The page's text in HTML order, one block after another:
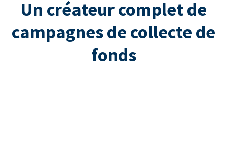
Un créateur complet de
campagnes de collecte de
fonds